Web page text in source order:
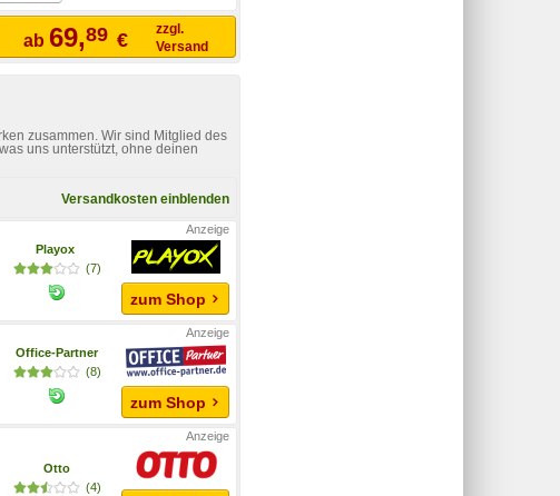
ab 69,89 €
zzgl.
Versand
zusammen. Wir sind Mitglied des
uns unterstützt, ohne deinen
Versandkosten einblenden
Playox
(7)
zum Shop
Office-Partner
(8)
zum Shop
Otto
(4)